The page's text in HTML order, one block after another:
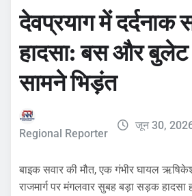
देवप्रयाग में
हादसा: बस और
सामने भिड़ंत
Regional Reporter
जून 30,
बाइक सवार की मौत, एक गंभीर घायल
राजमार्ग पर मंगलवार सुबह बड़ा सड़क हादसा